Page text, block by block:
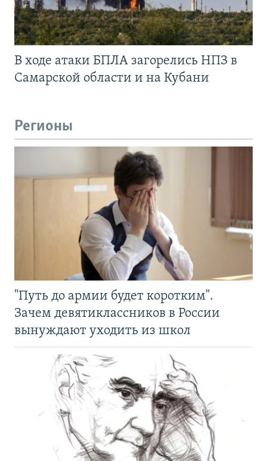
В ходе атаки БПЛА загорелись НПЗ в
Самарской области и на Кубани
Регионы
"Путь до армии будет коротким".
Зачем девятиклассников в России
вынуждают уходить из школ